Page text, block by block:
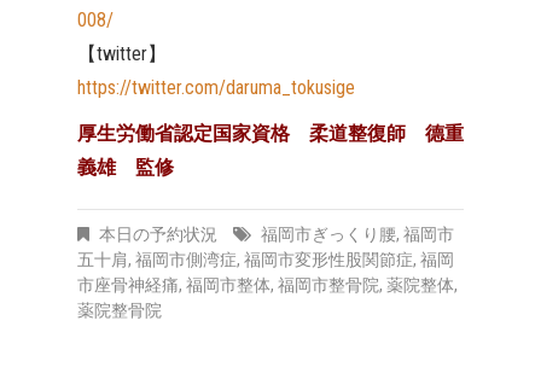
008/
【twitter】
https://twitter.com/daruma_tokusige
厚生労働省認定国家資格 柔道整復師 德重
義雄 監修
本日の予約状況 福岡市ぎっくり腰, 福岡市
五十肩, 福岡市側湾症, 福岡市変形性股関節症, 福岡
市座骨神経痛, 福岡市整体, 福岡市整骨院, 薬院整体,
薬院整骨院